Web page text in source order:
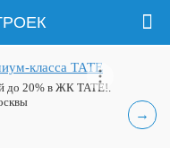
→
класса ТАТЕ
до 20% в ЖК ТАТЕ!.